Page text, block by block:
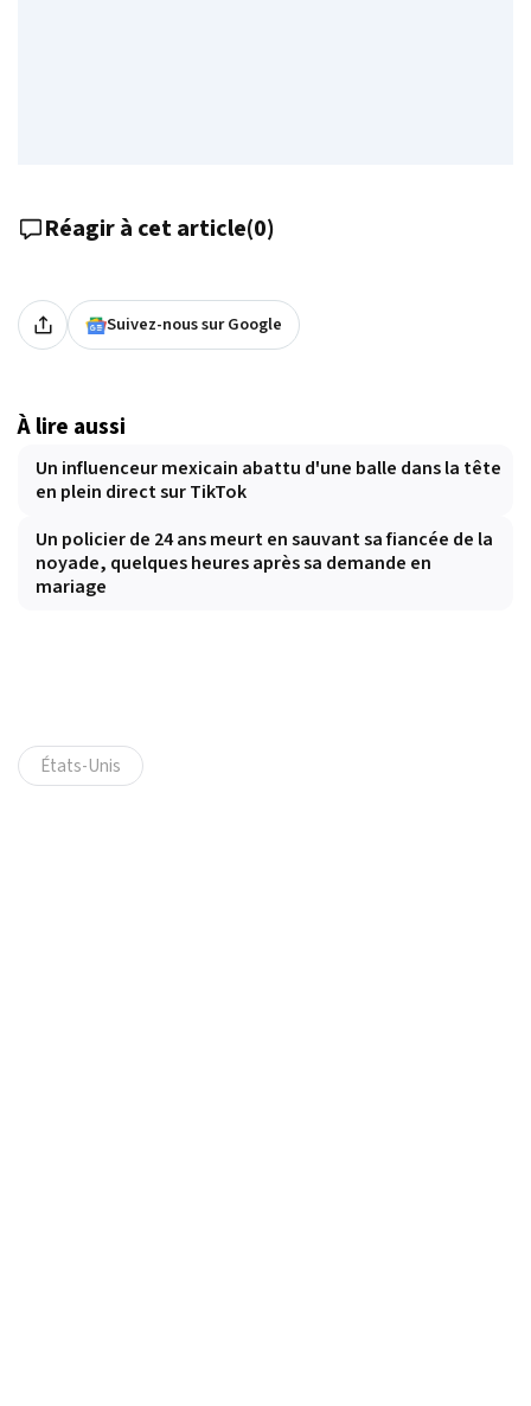
Réagir à cet article(0)
Suivez-nous sur Google
À lire aussi
Un influenceur mexicain abattu d'une balle dans la tête
en plein direct sur TikTok
Un policier de 24 ans meurt en sauvant sa fiancée de la
noyade, quelques heures après sa demande en
mariage
États-Unis